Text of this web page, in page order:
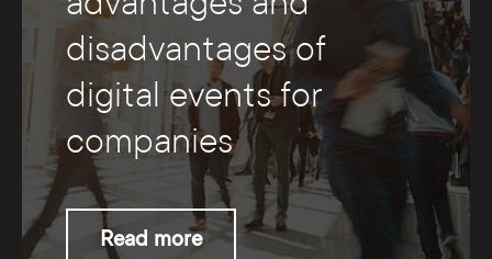
disadvantages of
digital events for
companies
Read more